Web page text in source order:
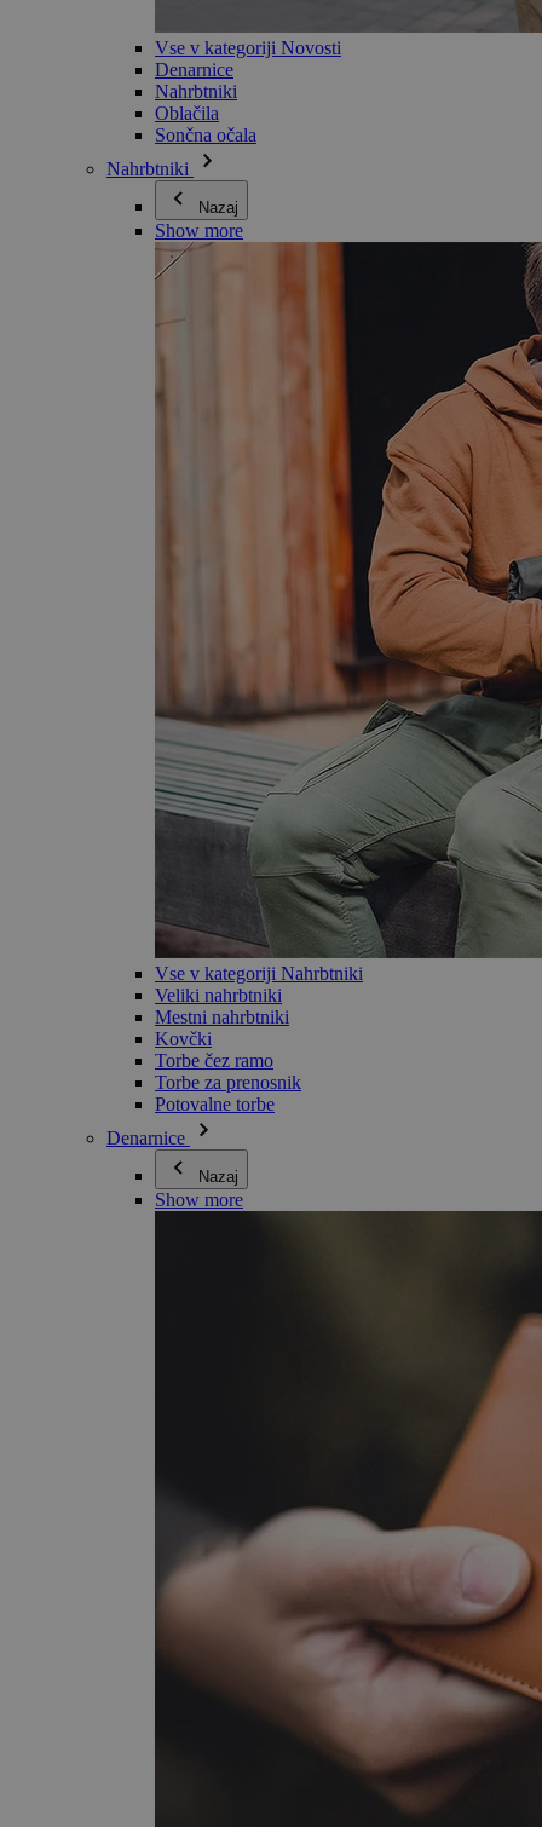
Vse v kategoriji Novosti
Denarnice
Nahrbtniki
Oblačila
Sončna očala
Nahrbtniki
Nazaj
Show more
Vse v kategoriji Nahrbtniki
Veliki nahrbtniki
Mestni nahrbtniki
Kovčki
Torbe čez ramo
Torbe za prenosnik
Potovalne torbe
Denarnice
Nazaj
Show more